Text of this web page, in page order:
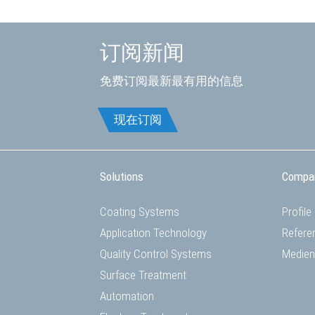
订阅新闻
免费订阅最新最有用的信息
现在订阅
Solutions
Coating Systems
Application Technology
Quality Control Systems
Surface Treatment
Automation
Profile
Medien